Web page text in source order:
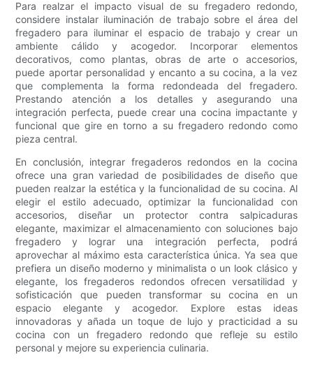
Para realzar el impacto visual de su fregadero redondo,
considere instalar iluminación de trabajo sobre el área del
fregadero para iluminar el espacio de trabajo y crear un
ambiente cálido y acogedor. Incorporar elementos
decorativos, como plantas, obras de arte o accesorios,
puede aportar personalidad y encanto a su cocina, a la vez
que complementa la forma redondeada del fregadero.
Prestando atención a los detalles y asegurando una
integración perfecta, puede crear una cocina impactante y
funcional que gire en torno a su fregadero redondo como
pieza central.
En conclusión, integrar fregaderos redondos en la cocina
ofrece una gran variedad de posibilidades de diseño que
pueden realzar la estética y la funcionalidad de su cocina. Al
elegir el estilo adecuado, optimizar la funcionalidad con
accesorios, diseñar un protector contra salpicaduras
elegante, maximizar el almacenamiento con soluciones bajo
fregadero y lograr una integración perfecta, podrá
aprovechar al máximo esta característica única. Ya sea que
prefiera un diseño moderno y minimalista o un look clásico y
elegante, los fregaderos redondos ofrecen versatilidad y
sofisticación que pueden transformar su cocina en un
espacio elegante y acogedor. Explore estas ideas
innovadoras y añada un toque de lujo y practicidad a su
cocina con un fregadero redondo que refleje su estilo
personal y mejore su experiencia culinaria.